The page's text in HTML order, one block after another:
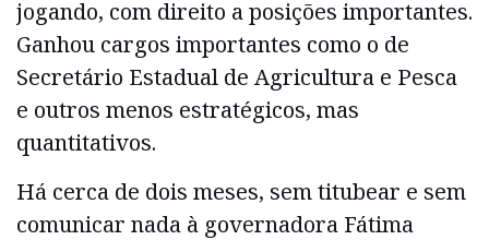
jogando, com direito a posições importantes.
Ganhou cargos importantes como o de
Secretário Estadual de Agricultura e Pesca
e outros menos estratégicos, mas
quantitativos.
Há cerca de dois meses, sem titubear e sem
comunicar nada à governadora Fátima